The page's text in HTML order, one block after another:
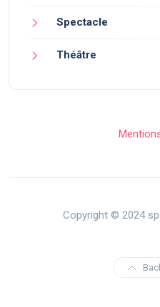
Spectacle
Théâtre
Copyright © 2024